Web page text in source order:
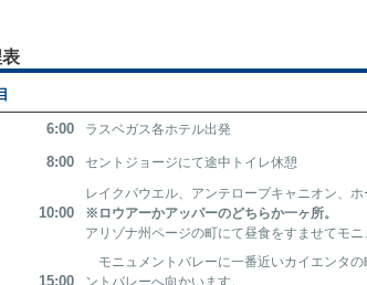
6:00 ラスベガス各ホテル出発
8:00 セントジョージにて途中トイレ休憩
10:00
レイクパウエル、アンテロープキャニオン、ホ
※ロウアーかアッパーのどちらか一ヶ所。
アリゾナ州ページの町にて昼食をすませてモ
15:00
モニュメントバレーに一番近いカイエンタ
ントバレーへ向かいます。